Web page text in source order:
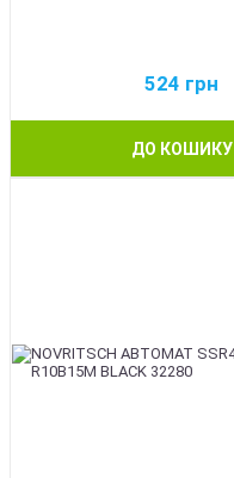
524 грн
ДО КОШИКУ